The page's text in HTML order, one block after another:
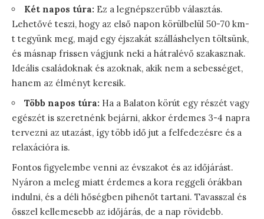
Két napos túra: Ez a legnépszerűbb választás.
Lehetővé teszi, hogy az első napon körülbelül 50-70 km-
t tegyünk meg, majd egy éjszakát szálláshelyen töltsünk,
és másnap frissen vágjunk neki a hátralévő szakasznak.
Ideális családoknak és azoknak, akik nem a sebességet,
hanem az élményt keresik.
Több napos túra: Ha a Balaton körút egy részét vagy
egészét is szeretnénk bejárni, akkor érdemes 3-4 napra
tervezni az utazást, így több idő jut a felfedezésre és a
relaxációra is.
Fontos figyelembe venni az évszakot és az időjárást.
Nyáron a meleg miatt érdemes a kora reggeli órákban
indulni, és a déli hőségben pihenőt tartani. Tavasszal és
ősszel kellemesebb az időjárás, de a nap rövidebb.